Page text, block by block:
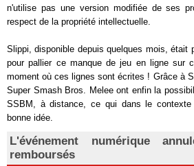
n'utilise pas une version modifiée de ses
respect de la propriété intellectuelle.
Slippi, disponible depuis quelques mois, était
pour pallier ce manque de jeu en ligne sur
moment où ces lignes sont écrites ! Grâce à
Super Smash Bros. Melee ont enfin la
SSBM, à distance, ce qui dans le contexte
bonne idée.
L'événement numérique
remboursés